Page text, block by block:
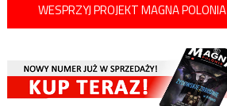
WESPRZYJ PROJEKT MAGNA POLONIA